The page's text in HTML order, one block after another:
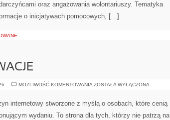
oraz angażowania wolontariuszy. Tematyka
o inicjatywach pomocowych, […]
MOŻLIWOŚĆ KOMENTOWANIA TECHNIKA
ZOSTAŁA WYŁĄCZONA
internetowy stworzone z myślą o osobach, które cenią
wydaniu. To strona dla tych, którzy nie patrzą na